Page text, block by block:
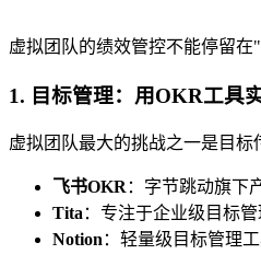
虚拟团队的绩效管控不能停留
1. 目标管理：用OKR工具
虚拟团队最大的挑战之一是目
飞书OKR ：字节跳动旗下
Tita ：专注于企业级目标
Notion ：轻量级目标管理